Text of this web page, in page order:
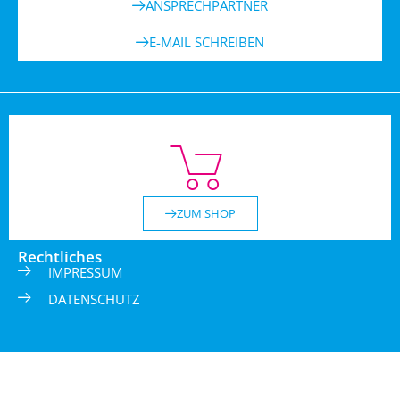
ANSPRECHPARTNER
E-MAIL SCHREIBEN
ZUM SHOP
Rechtliches
IMPRESSUM
DATENSCHUTZ